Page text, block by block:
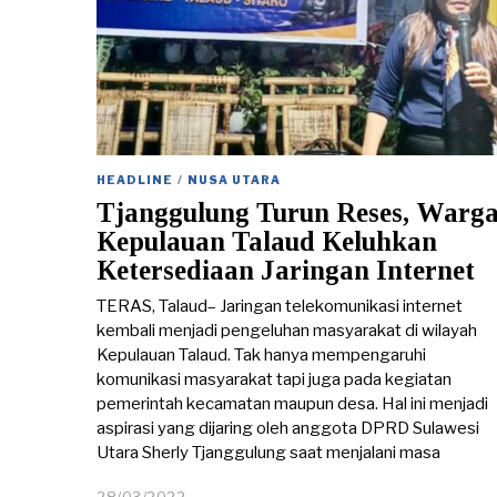
HEADLINE / NUSA UTARA
Tjanggulung Turun Reses,
Kepulauan Talaud Keluhkan
Ketersediaan Jaringan Internet
TERAS, Talaud– Jaringan telekomunikasi internet
kembali menjadi pengeluhan masyarakat di wilayah
Kepulauan Talaud. Tak hanya mempengaruhi
komunikasi masyarakat tapi juga pada kegiatan
pemerintah kecamatan maupun desa. Hal ini menjadi
aspirasi yang dijaring oleh anggota DPRD Sulawesi
Utara Sherly Tjanggulung saat menjalani masa